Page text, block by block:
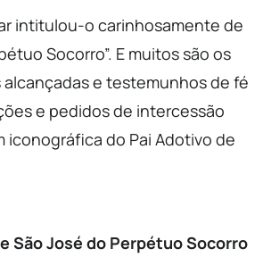
intitulou-o carinhosamente de
Socorro”. E muitos são os
e testemunhos de fé
e pedidos de intercessão
iconográfica do Pai Adotivo de
São José do Perpétuo Socorro